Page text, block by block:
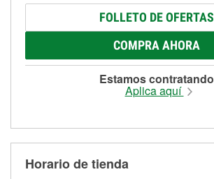
FOLLETO DE OFERTAS
COMPRA AHORA
Estamos contratando
Aplica aquí
Horario de tienda